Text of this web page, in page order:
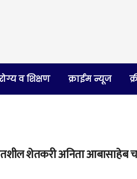
व शिक्षण क्राईम न्यूज
शेतकरी अनिता आबासाहेब